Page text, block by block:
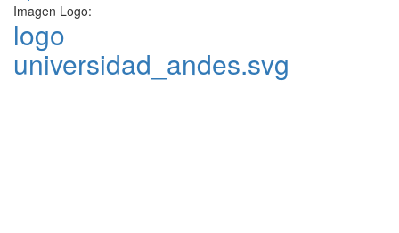
Imagen Logo:
logo
universidad_andes.svg